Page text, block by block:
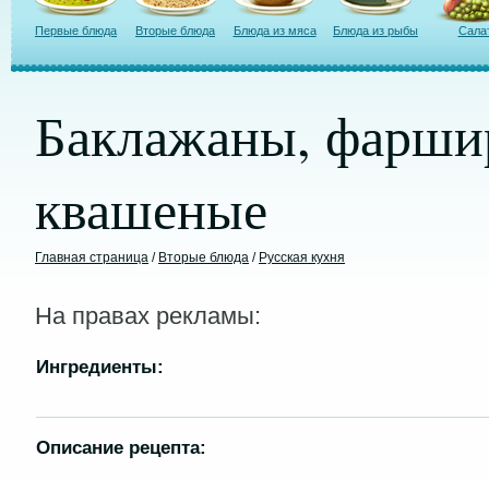
Первые блюда Вторые блюда Блюда из мяса Блюда из рыбы
Баклажаны,
квашеные
Главная страница / Вторые блюда / Русская кухня
На правах рекламы:
Ингредиенты:
Описание рецепта: